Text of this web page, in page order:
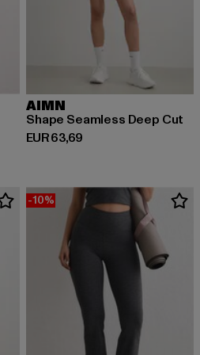
AIMN
Shape Seamless Deep Cut
EUR 63,69
Derzeitiger Preis: EUR 63,69
-10%